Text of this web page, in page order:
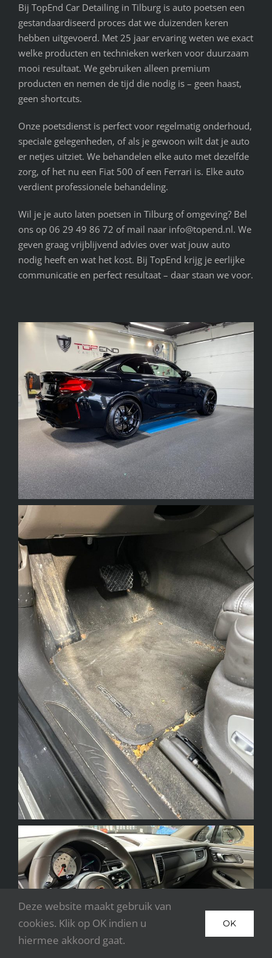
Bij TopEnd Car Detailing in Tilburg is auto poetsen een
gestandaardiseerd proces dat we duizenden keren
hebben uitgevoerd. Met 25 jaar ervaring weten we exact
welke producten en technieken werken voor duurzaam
mooi resultaat. We gebruiken alleen premium
producten en nemen de tijd die nodig is – geen haast,
geen shortcuts.
Onze poetsdienst is perfect voor regelmatig onderhoud,
speciale gelegenheden, of als je gewoon wilt dat je auto
er netjes uitziet. We behandelen elke auto met dezelfde
zorg, of het nu een Fiat 500 of een Ferrari is. Elke auto
verdient professionele behandeling.
Wil je je auto laten poetsen in Tilburg of omgeving? Bel
ons op 06 29 49 86 72 of mail naar info@topend.nl. We
geven graag vrijblijvend advies over wat jouw auto
nodig heeft en wat het kost. Bij TopEnd krijg je eerlijke
communicatie en perfect resultaat – daar staan we voor.
Deze website maakt gebruik van
cookies. Klik op OK indien u
hiermee akkoord gaat.
OK